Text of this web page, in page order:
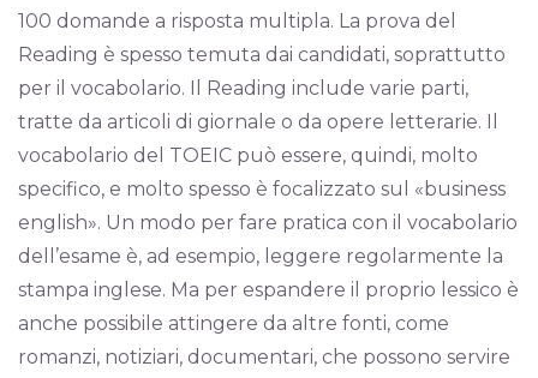
100 domande a risposta multipla. La prova del
Reading è spesso temuta dai candidati, soprattutto
per il vocabolario. Il Reading include varie parti,
tratte da articoli di giornale o da opere letterarie. Il
vocabolario del TOEIC può essere, quindi, molto
specifico, e molto spesso è focalizzato sul «business
english». Un modo per fare pratica con il vocabolario
dell’esame è, ad esempio, leggere regolarmente la
stampa inglese. Ma per espandere il proprio lessico è
anche possibile attingere da altre fonti, come
romanzi, notiziari, documentari, che possono servire